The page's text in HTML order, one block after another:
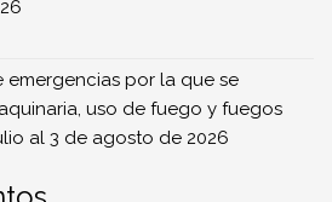
emergencias por la que se
uso de fuego y fuegos
al 3 de agosto de 2026